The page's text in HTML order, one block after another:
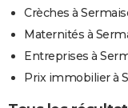
Crèches à
Maternités à
Entreprises à
Prix immobilier à